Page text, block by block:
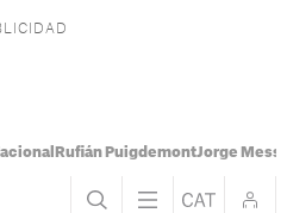
Rufián PuigdemontJorge Messi